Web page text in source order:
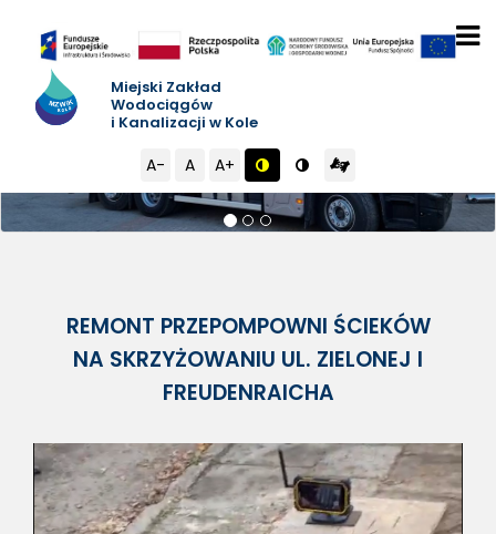

Miejski Zakład
Wodociągów
i Kanalizacji w Kole
A- A A+   
REMONT PRZEPOMPOWNI ŚCIEKÓW
NA SKRZYŻOWANIU UL. ZIELONEJ I
FREUDENRAICHA